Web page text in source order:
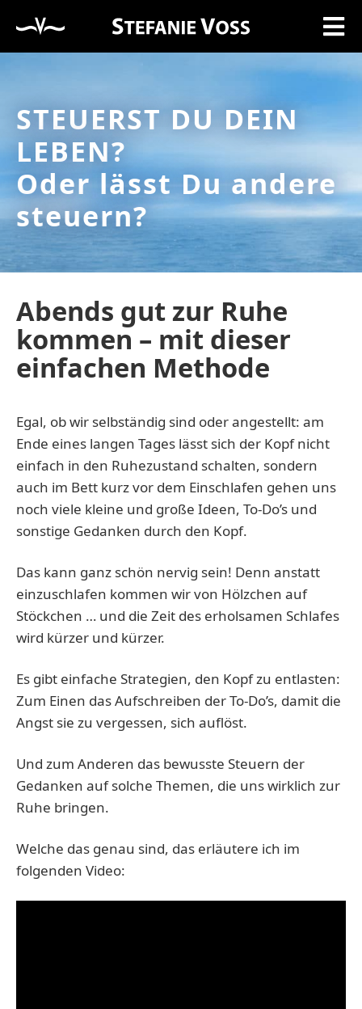
STEUERST DU DEIN
LEBEN?
Oder lässt Du andere
steuern?
Abends gut zur Ruhe
kommen – mit dieser
einfachen Methode
Egal, ob wir selbständig sind oder angestellt: am
Ende eines langen Tages lässt sich der Kopf nicht
einfach in den Ruhezustand schalten, sondern
auch im Bett kurz vor dem Einschlafen gehen uns
noch viele kleine und große Ideen, To-Do’s und
sonstige Gedanken durch den Kopf.
Das kann ganz schön nervig sein! Denn anstatt
einzuschlafen kommen wir von Hölzchen auf
Stöckchen … und die Zeit des erholsamen Schlafes
wird kürzer und kürzer.
Es gibt einfache Strategien, den Kopf zu entlasten:
Zum Einen das Aufschreiben der To-Do’s, damit die
Angst sie zu vergessen, sich auflöst.
Und zum Anderen das bewusste Steuern der
Gedanken auf solche Themen, die uns wirklich zur
Ruhe bringen.
Welche das genau sind, das erläutere ich im
folgenden Video: